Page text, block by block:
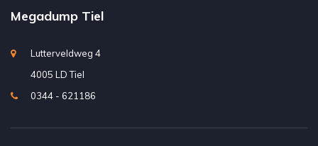
Megadump Tiel
Lutterveldweg 4
4005 LD Tiel
0344 - 621186